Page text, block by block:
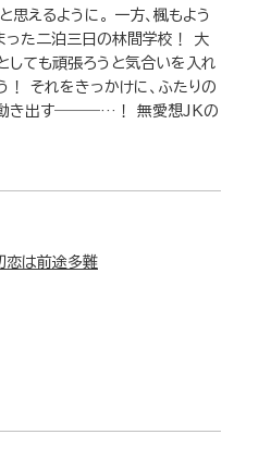
えるように。 一方、楓もよう
た二泊三日の林間学校！ 大
しても頑張ろうと気合いを入れ
！ それをきっかけに、ふたりの
動き出す―――…！ 無愛想JKの
恋は前途多難